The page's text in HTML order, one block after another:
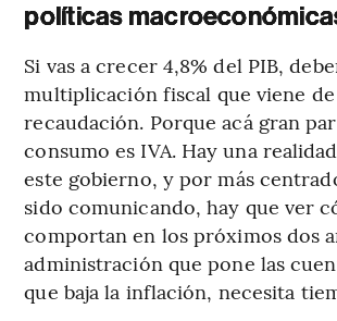
políticas
Si vas a crecer 4,8% del PIB,
multiplicación fiscal que viene de
recaudación. Porque acá gran
consumo es IVA. Hay una
este gobierno, y por más
sido comunicando, hay que ver
comportan en los próximos dos
administración que pone las
que baja la inflación, necesita